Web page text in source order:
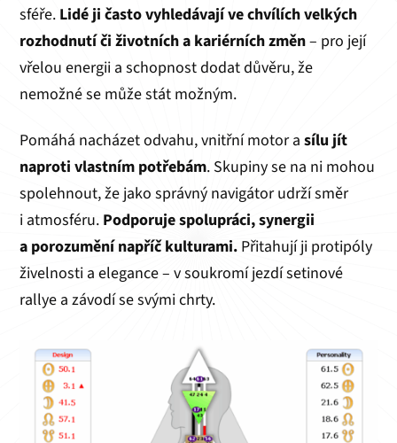
sféře. Lidé ji často vyhledávají ve chvílích velkých
rozhodnutí či životních a kariérních změn– pro její
vřelou energii a schopnost dodat důvěru, že
nemožné se může stát možným.
Pomáhá nacházet odvahu, vnitřní motor asílu jít
naproti vlastním potřebám. Skupiny se na ni mohou
spolehnout, že jako správný navigátor udrží směr
i atmosféru. Podporuje spolupráci, synergii
a porozumění napříč kulturami. Přitahují ji protipóly
živelnosti a elegance – v soukromí jezdí setinové
rallye a závodí se svými chrty.